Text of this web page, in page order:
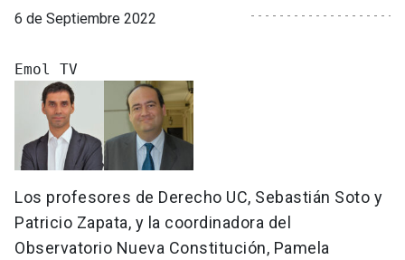
6 de Septiembre 2022
Los profesores de Derecho UC, Sebastián Soto y
Patricio Zapata, y la coordinadora del
Observatorio Nueva Constitución, Pamela